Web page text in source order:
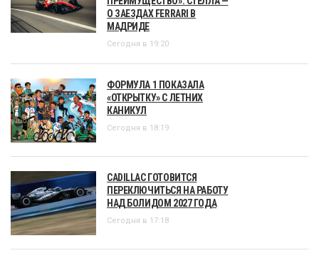
О ЗАЕЗДАХ FERRARI В
МАДРИДЕ
Сегодня в 19:20
ФОРМУЛА 1 ПОКАЗАЛА
«ОТКРЫТКУ» С ЛЕТНИХ
КАНИКУЛ
Сегодня в 18:19
CADILLAC ГОТОВИТСЯ
ПЕРЕКЛЮЧИТЬСЯ НА РАБОТУ
НАД БОЛИДОМ 2027 ГОДА
Сегодня в 17:18